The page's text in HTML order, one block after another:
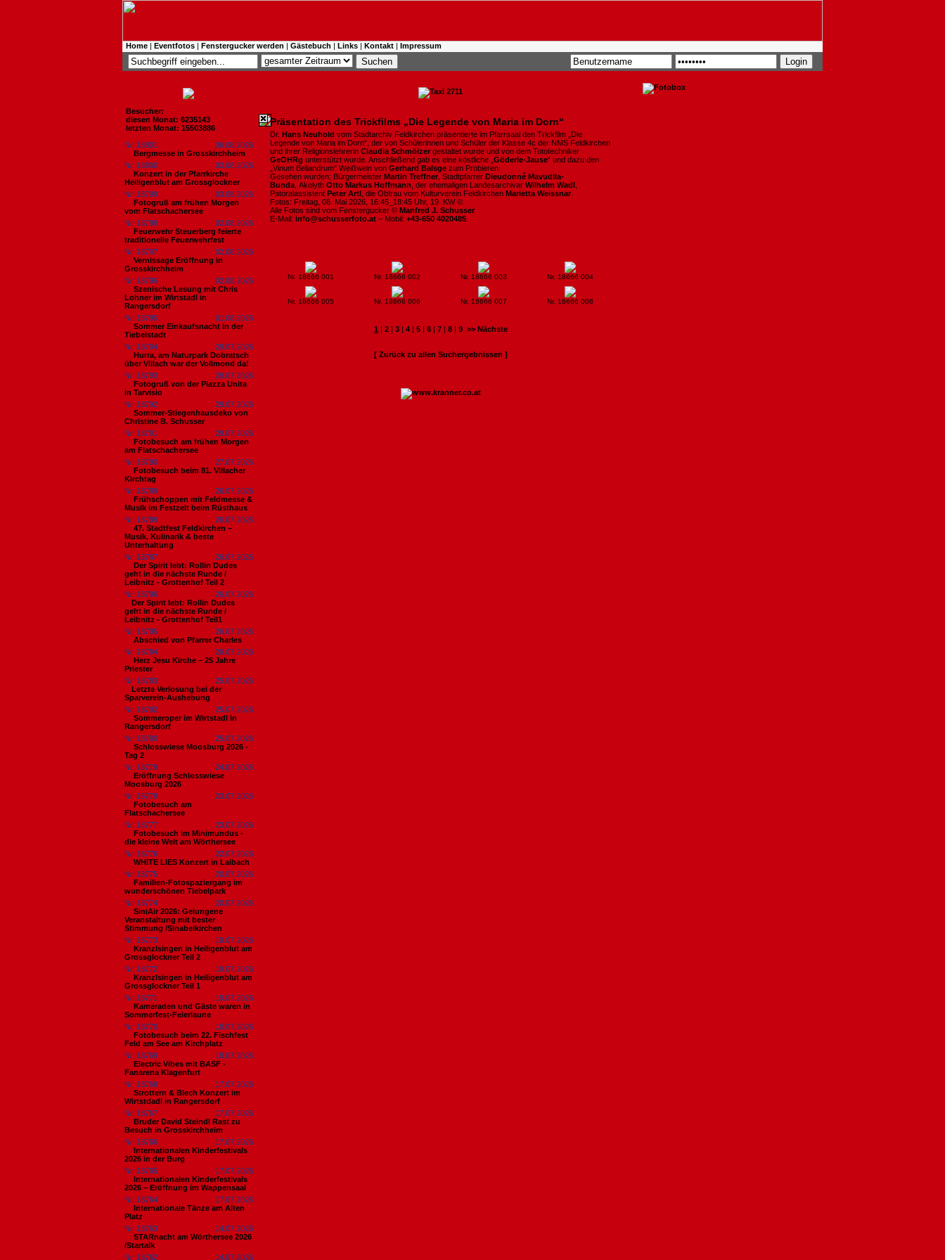
Home | Eventfotos | Fenstergucker werden | Gästebuch | Links | Kontakt | Impressum
Besucher:
diesen Monat: 6235143
letzten Monat: 15503886
Nr. 18801
06.08.2026
Bergmesse in Grosskirchheim
Nr. 18800
03.08.2026
Konzert in der Pfarrkirche
Heiligenblut am Grossglockner
Nr. 18799
03.08.2026
Fotogruß am frühen Morgen
vom Flatschachersee
Nr. 18798
02.08.2026
Feuerwehr Steuerberg feierte
traditionelle Feuerwehrfest
Nr. 18797
02.08.2026
Vernissage Eröffnung in
Grosskirchheim
Nr. 18796
02.08.2026
Szenische Lesung mit Chris
Lohner im Wirtstadl in
Rangersdorf
Nr. 18795
01.08.2026
Sommer Einkaufsnacht in der
Tiebelstadt
Nr. 18794
29.07.2026
Hurra, am Naturpark Dobratsch
über Villach war der Vollmond da!
Nr. 18793
29.07.2026
Fotogruß von der Piazza Unita
in Tarvisio
Nr. 18792
29.07.2026
Sommer-Stiegenhausdeko von
Christine B. Schusser
Nr. 18791
29.07.2026
Fotobesuch am frühen Morgen
am Flatschachersee
Nr. 18790
27.07.2026
Fotobesuch beim 81. Villacher
Kirchtag
Nr. 18789
26.07.2026
Frühschoppen mit Feldmesse &
Musik im Festzelt beim Rüsthaus
Nr. 18788
26.07.2026
47. Stadtfest Feldkirchen –
Musik, Kulinarik & beste
Unterhaltung
Nr. 18787
26.07.2026
Der Spirit lebt: Rollin Dudes
geht in die nächste Runde /
Leibnitz - Grottenhof Teil 2
Nr. 18786
26.07.2026
​Der Spirit lebt: Rollin Dudes
geht in die nächste Runde /
Leibnitz - Grottenhof Teil1
Nr. 18785
26.07.2026
Abschied von Pfarrer Charles
Nr. 18784
26.07.2026
Herz Jesu Kirche – 25 Jahre
Priester
Nr. 18783
25.07.2026
​Letzte Verlosung bei der
Sparverein-Aushebung
Nr. 18782
25.07.2026
Sommeroper im Wirtstadl in
Rangersdorf
Nr. 18780
25.07.2026
Schlosswiese Moosburg 2026 -
Tag 2
Nr. 18779
24.07.2026
Eröffnung Schlosswiese
Moosburg 2026
Nr. 18778
23.07.2026
Fotobesuch am
Flatschachersee
Nr. 18777
23.07.2026
Fotobesuch im Minimundus -
die kleine Welt am Wörthersee
Nr. 18776
22.07.2026
WHITE LIES Konzert in Laibach
Nr. 18775
20.07.2026
Familien-Fotospaziergang im
wunderschönen Tiebelpark
Nr. 18774
20.07.2026
SiniAir 2026: Gelungene
Veranstaltung mit bester
Stimmung /Sinabelkirchen
Nr. 18773
19.07.2026
Kranzlsingen in Heiligenblut am
Grossglockner Teil 2
Nr. 18772
19.07.2026
Kranzlsingen in Heiligenblut am
Grossglockner Teil 1
Nr. 18771
19.07.2026
Kameraden und Gäste waren in
Sommerfest-Feierlaune
Nr. 18770
18.07.2026
Fotobesuch beim 22. Fischfest
Feld am See am Kirchplatz
Nr. 18769
18.07.2026
Electric Vibes mit BASF -
Fanarena Klagenfurt
Nr. 18768
17.07.2026
Strottern & Blech Konzert im
Wirtstdadl in Rangersdorf
Nr. 18767
17.07.2026
Bruder David Steindl Rast zu
Besuch in Grosskirchheim
Nr. 18766
17.07.2026
Internationalen Kinderfestivals
2026 in der Burg
Nr. 18765
17.07.2026
Internationalen Kinderfestivals
2026 – Eröffnung im Wappensaal
Nr. 18764
17.07.2026
Internationale Tänze am Alten
Platz
Nr. 18763
14.07.2026
STARnacht am Wörthersee 2026
/Startalk
Nr. 18762
14.07.2026
Präsentation des Trickfilms „Die Legende von Maria im Dorn“
Dr. Hans Neuhold vom Stadtarchiv Feldkirchen präsentierte im Pfarrsaal den Trickfilm „Die
Legende von Maria im Dorn“, der von Schülerinnen und Schüler der Klasse 4c der NMS Feldkirchen
und ihrer Religionslehrerin Claudia Schmölzer gestaltet wurde und von dem Tototechniker
GeOHRg unterstützt wurde. Anschließend gab es eine köstliche „ Göderle-Jause“ und dazu den
„Vinum Beliandrum“ Weißwein von Gerhard Balsge zum Probieren.
Gesehen wurden: Bürgermeister Martin Treffner , Stadtpfarrer Dieudonné Mavudila-
Bunda , Akolyth Otto Markus Hoffmann , der ehemaligen Landesarchivar Wilhelm Wadl
Patoralassistent Peter Artl , die Obfrau vom Kulturverein Feldkirchen Marietta Weissnar
Fotos: Freitag, 08. Mai 2026, 16:45_18:45 Uhr, 19. KW ©.
Alle Fotos sind vom Fenstergucker © Manfred J. Schusser
E-Mail: info@schusserfoto.at – Mobil: +43-650 4020485
Nr. 18666 001 Nr. 18666 002 Nr. 18666 003 Nr. 18666 004
Nr. 18666 005 Nr. 18666 006 Nr. 18666 007 Nr. 18666 008
1 | 2| 3| 4| 5| 6| 7| 8| 9 >> Nächste
[ Zurück zu allen Suchergebnissen ]